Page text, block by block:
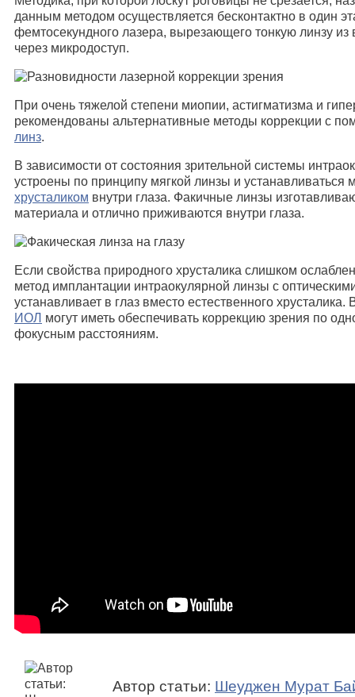
данным методом осуществляется бесконтактно в один
фемтосекундного лазера, вырезающего тонкую линзу из
через микродоступ.
При очень тяжелой степени миопии, астигматизма и
рекомендованы альтернативные методы коррекции с
линз.
В зависимости от состояния зрительной системы
устроены по принципу мягкой линзы и устанавливаться
хрусталиком внутри глаза. Факичные линзы
материала и отлично приживаются внутри глаза.
Если свойства природного хрусталика слишком
метод имплантации интраокулярной линзы с
устанавливает в глаз вместо естественного хрусталика.
ИОЛ могут иметь обеспечивать коррекцию зрения по
фокусным расстояниям.
Автор статьи: Шеуджен Мурат